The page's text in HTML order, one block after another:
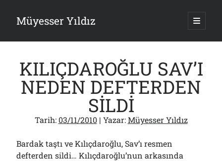
Müyesser Yıldız ana
Yan
Menü
Gazi’den Milletvekillerine Kurşun Gibi Sözler!..
Türkiye 2.0’a Gidiş!..
05/08/2026
KILIÇDAROĞLU SAV’I
NEDEN DEFTERDEN
SİLDİ
Tarih: 03/11/2010| Yazar:Müyesser Yıldız
Bardak taştı ve Kılıçdaroğlu, Sav’ı resmen
defterden sildi… Kılıçdaroğlu’nun arkasında